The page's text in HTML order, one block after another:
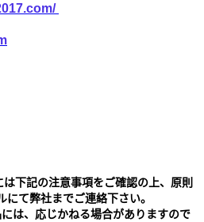
下記の注意事項をご確認の上、原則
にて弊社までご連絡下さい。
は、応じかねる場合がありますので